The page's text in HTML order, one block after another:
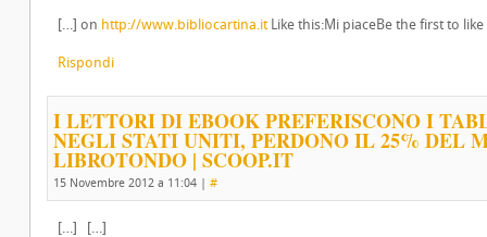
[…] on http://www.bibliocartina.itLike this:Mi piaceBe the first to
Rispondi
I LETTORI DI EBOOK PREFERISCONO I
NEGLI STATI UNITI, PERDONO IL 25% DEL
LIBROTONDO | SCOOP.IT
15 Novembre 2012 a 11:04 | #
[…] […]